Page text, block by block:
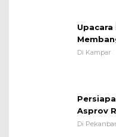
Upacara
Kodim
Di Kampar
Asprov
Di